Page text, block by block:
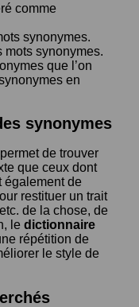
comme
synonymes.
mots synonymes.
que l’on
en
synonymes
permet de trouver
que ceux dont
également de
restituer un trait
de la chose, de
le dictionnaire
répétition de
le style de